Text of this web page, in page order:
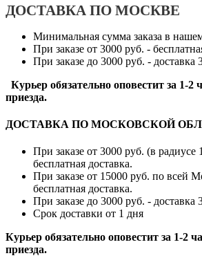
ДОСТАВКА ПО МОСКВЕ
Минимальная сумма заказа в
При заказе от 3000 руб. -
При заказе до 3000 руб. - доставка
Курьер обязательно оповестит за 1-2
приезда.
ДОСТАВКА ПО МОСКОВСКОЙ
При заказе от 3000 руб. (в
бесплатная доставка.
При заказе от 15000 руб. по всей
бесплатная доставка.
При заказе до 3000 руб. - доставка
Срок доставки от 1 дня
Курьер обязательно оповестит за 1-2
приезда.